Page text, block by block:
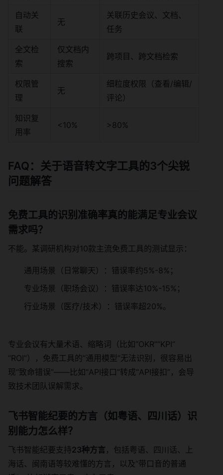
自动关
联
无
关联历史会议、文档、
任务
全文检
索
仅文档内
搜索
跨项目、跨文档检索
权限管
理
无
细粒度权限（查看/编辑/
评论）
知识复
用率
<10% >80%
FAQ：关于语音转文字工具的3个尖锐
问题解答
免费工具的识别准确率真的能满足专业会议
需求吗？
不能。某调研机构对10款主流免费工具的测试显示：
通用场景（日常聊天）：错误率约5%-8%；
专业场景（职场会议）：错误率达10%-15%；
行业场景（医疗/技术）：错误率超20%。
专业会议有大量术语、缩略词（比如“OKR”“KPI”
“ROI”），免费工具的“通用模型”无法识别，很容易出
现“致命错误”——比如“API接口”转成“API接扣”，会导
致技术团队误解需求。
飞书智能纪要的方言（如粤语、四川话）识
别能力怎么样？
飞书智能纪要支持23种方言，包括粤语、四川话、上
海话、闽南语等较难懂的方言，以及“带口音的普通